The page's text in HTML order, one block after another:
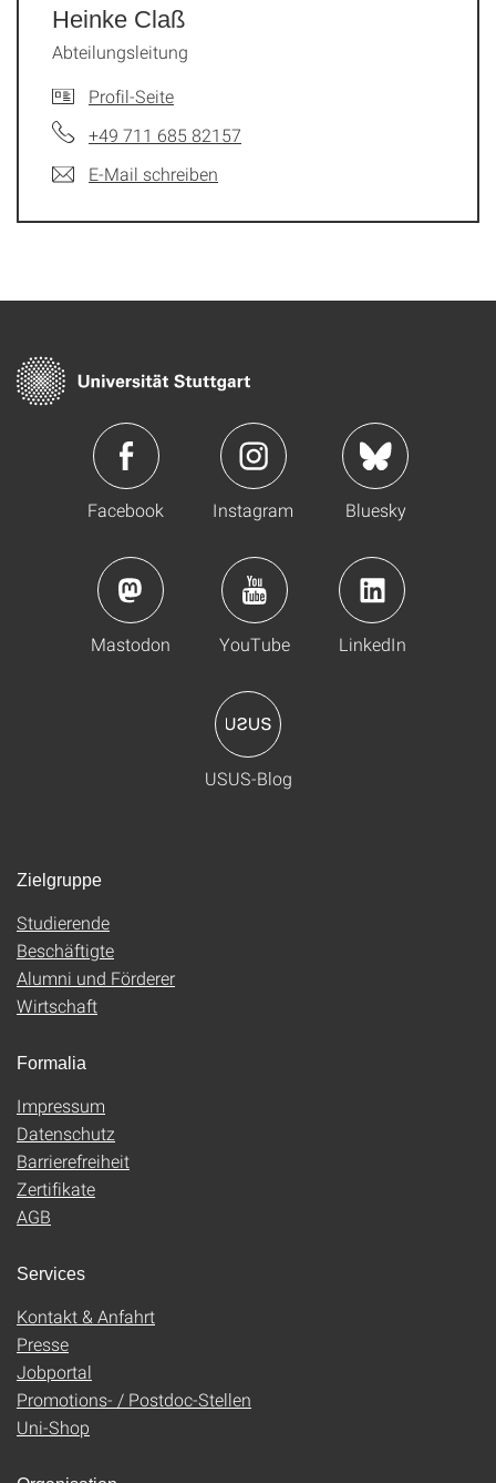
Heinke Claß
Abteilungsleitung
Profil-Seite
+49 711 685 82157
E-Mail schreiben
Facebook Instagram Bluesky
Mastodon YouTube LinkedIn
USUS-Blog
Zielgruppe
Studierende
Beschäftigte
Alumni und Förderer
Wirtschaft
Formalia
Impressum
Datenschutz
Barrierefreiheit
Zertifikate
AGB
Services
Kontakt & Anfahrt
Presse
Jobportal
Promotions- / Postdoc-Stellen
Uni-Shop